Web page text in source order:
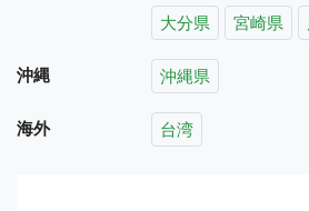
大分県
宮崎県
沖縄 沖縄県
海外 台湾